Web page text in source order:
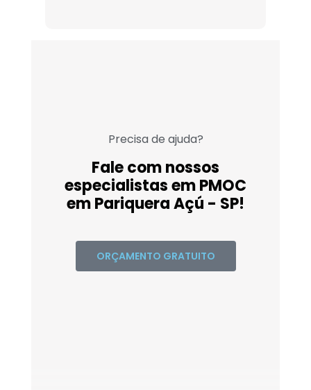
Precisa de ajuda?
Fale com nossos
especialistas em PMOC
em Pariquera Açú - SP!
ORÇAMENTO GRATUITO